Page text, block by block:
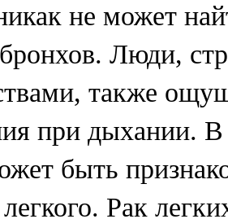
не может
Люди,
также
при дыхании.
быть
Рак